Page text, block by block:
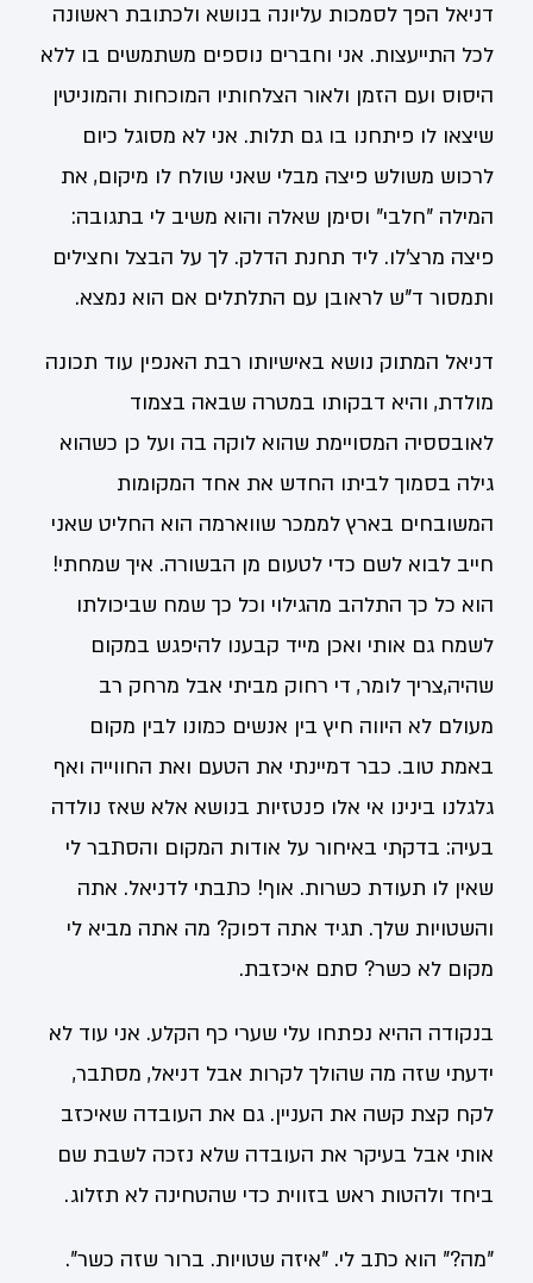
דניאל הפך לסמכות עליונה בנושא ולכתובת ראשונה
לכל התייעצות. אני וחברים נוספים משתמשים בו ללא
היסוס ועם הזמן ולאור הצלחותיו המוכחות והמוניטין
שיצאו לו פיתחנו בו גם תלות. אני לא מסוגל כיום
לרכוש משולש פיצה מבלי שאני שולח לו מיקום, את
המילה "חלבי" וסימן שאלה והוא משיב לי בתגובה:
פיצה מרצ'לו. ליד תחנת הדלק. לך על הבצל וחצילים
ותמסור ד"ש לראובן עם התלתלים אם הוא נמצא.
דניאל המתוק נושא באישיותו רבת האנפין עוד תכונה
מולדת, והיא דבקותו במטרה שבאה בצמוד
לאובססיה המסויימת שהוא לוקה בה ועל כן כשהוא
גילה בסמוך לביתו החדש את אחד המקומות
המשובחים בארץ לממכר שווארמה הוא החליט שאני
חייב לבוא לשם כדי לטעום מן הבשורה. איך שמחתי!
הוא כל כך התלהב מהגילוי וכל כך שמח שביכולתו
לשמח גם אותי ואכן מייד קבענו להיפגש במקום
שהיה,צריך לומר, די רחוק מביתי אבל מרחק רב
מעולם לא היווה חיץ בין אנשים כמונו לבין מקום
באמת טוב. כבר דמיינתי את הטעם ואת החווייה ואף
גלגלנו בינינו אי אלו פנטזיות בנושא אלא שאז נולדה
בעיה: בדקתי באיחור על אודות המקום והסתבר לי
שאין לו תעודת כשרות. אוף! כתבתי לדניאל. אתה
והשטויות שלך. תגיד אתה דפוק? מה אתה מביא לי
מקום לא כשר? סתם איכזבת.
בנקודה ההיא נפתחו עלי שערי כף הקלע. אני עוד לא
ידעתי שזה מה שהולך לקרות אבל דניאל, מסתבר,
לקח קצת קשה את העניין. גם את העובדה שאיכזב
אותי אבל בעיקר את העובדה שלא נזכה לשבת שם
ביחד ולהטות ראש בזווית כדי שהטחינה לא תזלוג.
"מה?" הוא כתב לי. "איזה שטויות. ברור שזה כשר".